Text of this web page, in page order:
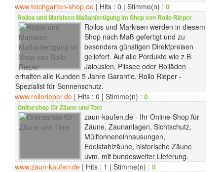
www.teichgarten-shop.de | Hits : 0 | Stimme(n) : 0
Rollos und Markisen Maßanfertigung im Shop von Rollo Rieper
Rollos und Markisen werden in diesem
Shop nach Maß gefertigt und zu
besonders günstigen Direktpreisen
geliefert. Auf alle Pordukte wie z.B.
Jalousien, Plissee oder Rolläden
erhalten alle Kunden 5 Jahre Garantie. Rollo Rieper -
Spezialist für Sonnenschutz.
www.rollorieper.de | Hits : 0 | Stimme(n) : 0
Onlineshop für Zäune und Tore
zaun-kaufen.de - Ihr Online-Shop für
Zäune, Zaunanlagen, Sichtschutz,
Mülltonneneinhausungen,
Edelstahlzäune, historische Zäune
uvm. mit bundesweiter Lieferung.
www.zaun-kaufen.de | Hits : 1 | Stimme(n) : 0